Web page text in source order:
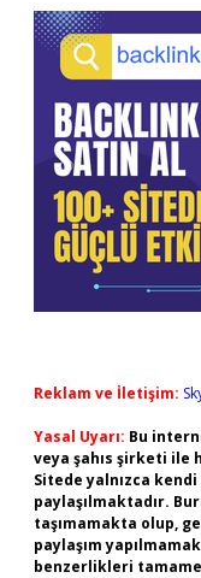
Reklam ve İletişim:
Yasal Uyarı: Bu
veya şahıs şirketi ile
Sitede yalnızca kendi
paylaşılmaktadır.
taşımamakta olup,
paylaşım
benzerlikleri